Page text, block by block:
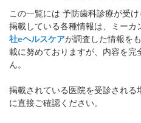
この一覧には 予防歯科診療が受
掲載している各種情報は、ミーカ
社eヘルスケアが調査した情報を
載に努めておりますが、内容を
ん。
掲載されている医院を受診される
に直接ご確認ください。